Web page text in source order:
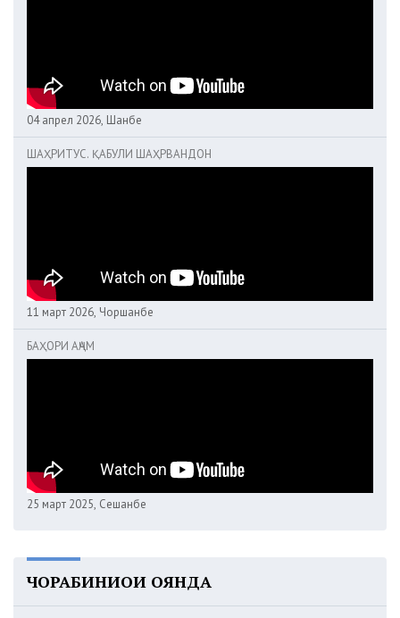
04 апрел 2026, Шанбе
ШАҲРИТУС. ҚАБУЛИ ШАҲРВАНДОН
11 март 2026, Чоршанбе
БАҲОРИ АҶАМ
25 март 2025, Сешанбе
ЧОРАБИНИҲОИ ОЯНДА